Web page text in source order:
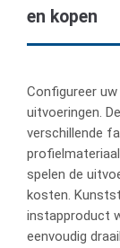
en kopen
Configureer
uitvoeringen.
verschillende
spelen de
kosten.
instapproduct
eenvoudig